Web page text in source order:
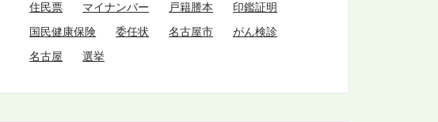
住民票 マイナンバー 戸籍謄本
印鑑証明
国民健康保険
委任状 名古屋市
がん検診
名古屋
選挙